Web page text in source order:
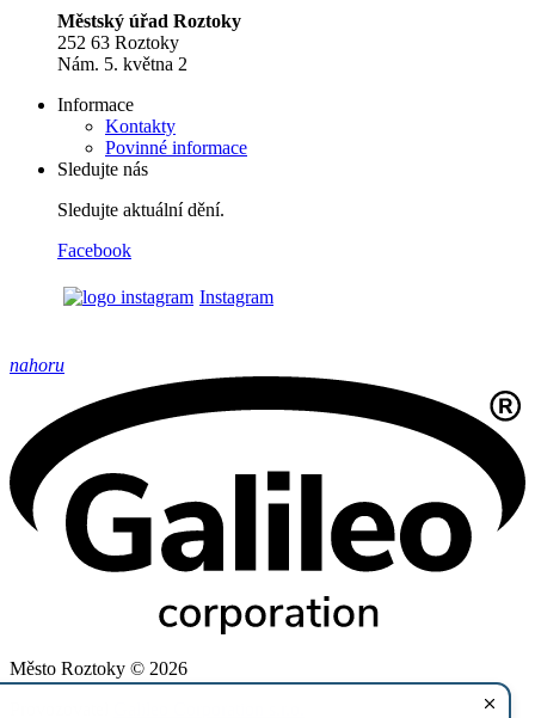
Městský úřad Roztoky
252 63 Roztoky
Nám. 5. května 2
Informace
Kontakty
Povinné informace
Sledujte nás
Sledujte aktuální dění.
Facebook
Instagram
nahoru
Město Roztoky © 2026